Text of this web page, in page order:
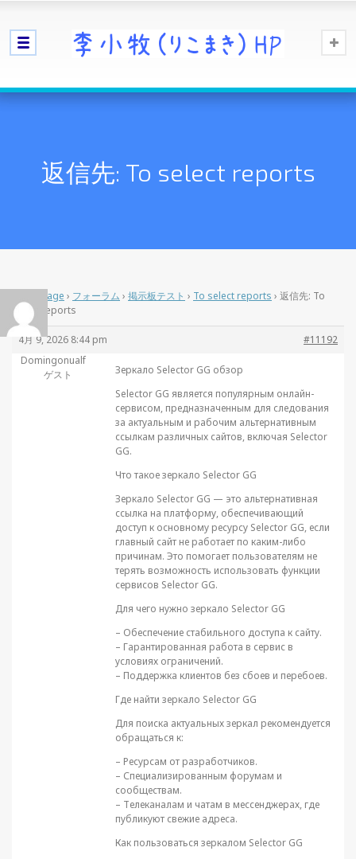
返信先: To select reports
Home Page › フォーラム › 掲示板テスト › To select reports › 返信先: To
select reports
4月 9, 2026 8:44 pm
#11192
Domingonualf
ゲスト
Зеркало Selector GG обзор
Selector GG является популярным онлайн-
сервисом, предназначенным для следования
за актуальным и рабочим альтернативным
ссылкам различных сайтов, включая Selector
GG.
Что такое зеркало Selector GG
Зеркало Selector GG — это альтернативная
ссылка на платформу, обеспечивающий
доступ к основному ресурсу Selector GG, если
главный сайт не работает по каким-либо
причинам. Это помогает пользователям не
терять возможность использовать функции
сервисов Selector GG.
Для чего нужно зеркало Selector GG
– Обеспечение стабильного доступа к сайту.
– Гарантированная работа в сервис в
условиях ограничений.
– Поддержка клиентов без сбоев и перебоев.
Где найти зеркало Selector GG
Для поиска актуальных зеркал рекомендуется
обращаться к:
– Ресурсам от разработчиков.
– Специализированным форумам и
сообществам.
– Телеканалам и чатам в мессенджерах, где
публикуют свежие адреса.
Как пользоваться зеркалом Selector GG